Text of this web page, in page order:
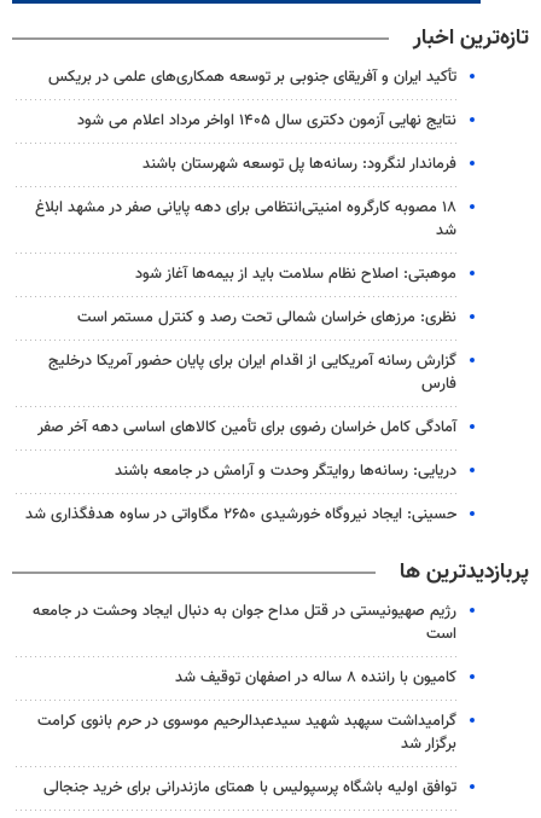
تازه‌ترین اخبار
تأکید ایران و آفریقای جنوبی بر توسعه همکاری‌های علمی در بریکس
نتایج نهایی آزمون دکتری سال ۱۴۰۵ اواخر مرداد اعلام می شود
فرماندار لنگرود: رسانه‌ها پل توسعه شهرستان باشند
۱۸ مصوبه کارگروه امنیتی‌انتظامی برای دهه پایانی صفر در مشهد ابلاغ
شد
موهبتی: اصلاح نظام سلامت باید از بیمه‌ها آغاز شود
نظری: مرزهای خراسان شمالی تحت رصد و کنترل مستمر است
گزارش رسانه آمریکایی از اقدام ایران برای پایان حضور آمریکا درخلیج
فارس
آمادگی کامل خراسان رضوی برای تأمین کالاهای اساسی دهه آخر صفر
دریایی: رسانه‌ها روایتگر وحدت و آرامش در جامعه باشند
حسینی: ایجاد نیروگاه خورشیدی ۲۶۵۰ مگاواتی در ساوه هدفگذاری شد
پربازدیدترین ها
رژیم صهیونیستی در قتل مداح جوان به دنبال ایجاد وحشت در جامعه
است
کامیون با راننده ۸ ساله در اصفهان توقیف شد
گرامیداشت سپهبد شهید سیدعبدالرحیم موسوی در حرم بانوی کرامت
برگزار شد
توافق اولیه باشگاه پرسپولیس با همتای مازندرانی برای خرید جنجالی